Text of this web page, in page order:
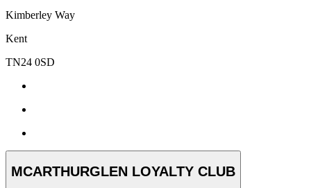
Kimberley Way
Kent
TN24 0SD
MCARTHURGLEN LOYALTY CLUB